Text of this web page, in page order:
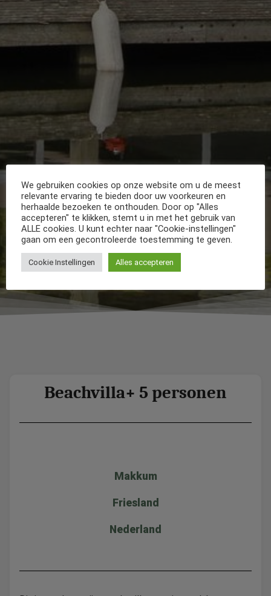
Beachvilla+ 5 personen
Makkum
Friesland
Nederland
We gebruiken cookies op onze website om u de meest
relevante ervaring te bieden door uw voorkeuren en
herhaalde bezoeken te onthouden. Door op "Alles
accepteren" te klikken, stemt u in met het gebruik van
ALLE cookies. U kunt echter naar "Cookie-instellingen"
gaan om een gecontroleerde toestemming te geven.
Cookie Instellingen Alles accepteren